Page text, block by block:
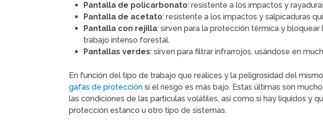
Pantalla de policarbonato: resistente a los impactos y
Pantalla de acetato: resistente a los impactos y salpicaduras
Pantalla con rejilla: sirven para la protección térmica y
trabajo intenso forestal.
Pantallas verdes: sirven para filtrar infrarrojos, usándose en
En función del tipo de trabajo que realices y la peligrosidad del
gafas de protección si el riesgo es más bajo. Estas últimas son
las condiciones de las partículas volátiles, así como si hay líquidos y
protección estanco u otro tipo de sistemas.